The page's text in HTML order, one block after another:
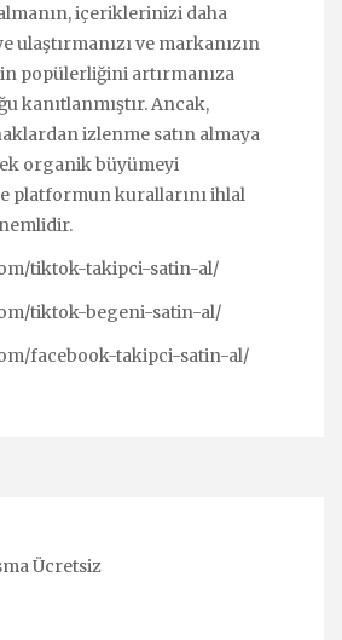
içeriklerinizi daha
ulaştırmanızı ve markanızın
popülerliğini artırmanıza
kanıtlanmıştır. Ancak,
izlenme satın almaya
organik büyümeyi
platformun kurallarını ihlal
tiktok-takipci-satin-al/
tiktok-begeni-satin-al/
facebook-takipci-satin-al/
Ücretsiz